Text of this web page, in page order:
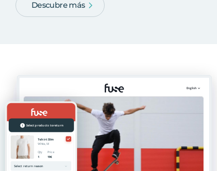
Descubre más